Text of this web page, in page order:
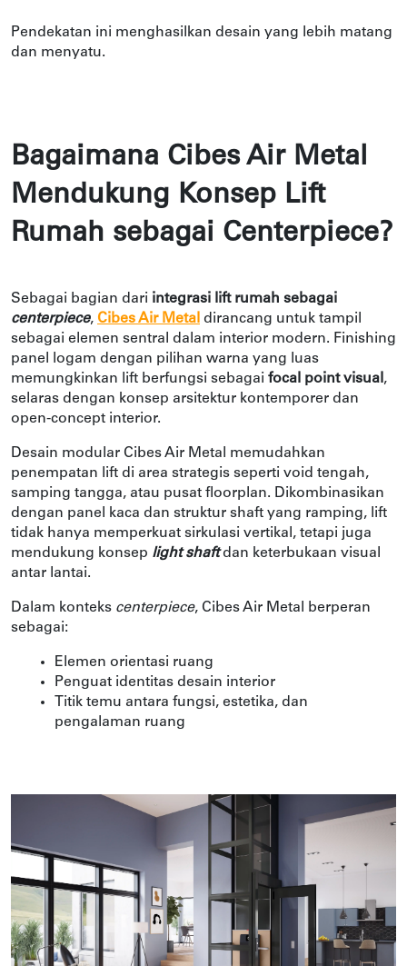
Pendekatan ini menghasilkan desain yang lebih matang
dan menyatu.
Bagaimana Cibes Air Metal
Mendukung Konsep Lift
Rumah sebagai Centerpiece?
Sebagai bagian dari
centerpiece, Cibes Air Metal dirancang untuk tampil
sebagai elemen sentral dalam interior modern. Finishing
panel logam dengan pilihan warna yang luas
memungkinkan lift berfungsi sebagai focal point visual ,
selaras dengan konsep arsitektur kontemporer dan
open-concept interior.
Desain modular Cibes Air Metal memudahkan
penempatan lift di area strategis seperti void tengah,
samping tangga, atau pusat floorplan. Dikombinasikan
dengan panel kaca dan struktur shaft yang ramping, lift
tidak hanya memperkuat sirkulasi vertikal, tetapi juga
mendukung konsep light shaft dan keterbukaan visual
antar lantai.
Dalam konteks centerpiece, Cibes Air Metal berperan
sebagai:
Elemen orientasi ruang
Penguat identitas desain interior
Titik temu antara fungsi, estetika, dan
pengalaman ruang